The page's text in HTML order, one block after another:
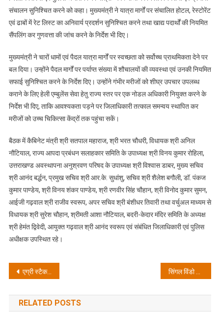
संचालन सुनिश्चित करने को कहा। मुख्यमंत्री ने यात्रा मार्गों पर संचालित होटल, रेस्टोरेंट
एवं ढाबों में रेट लिस्ट का अनिवार्य प्रदर्शन सुनिश्चित करने तथा खाद्य पदार्थों की नियमित
सैंपलिंग कर गुणवत्ता की जांच करने के निर्देश भी दिए।
मुख्यमंत्री ने चारों धामों एवं पैदल यात्रा मार्गों पर स्वच्छता को सर्वोच्च प्राथमिकता देने पर
बल दिया। उन्होंने पैदल मार्गों पर पर्याप्त संख्या में शौचालयों की व्यवस्था एवं उनकी नियमित
सफाई सुनिश्चित करने के निर्देश दिए। उन्होंने गंभीर मरीजों को शीघ्र उपचार उपलब्ध
कराने के लिए हेली एम्बुलेंस सेवा हेतु राज्य स्तर पर एक नोडल अधिकारी नियुक्त करने के
निर्देश भी दिए, ताकि आवश्यकता पड़ने पर जिलाधिकारी तत्काल समन्वय स्थापित कर
मरीजों को उच्च चिकित्सा केंद्रों तक पहुंचा सकें।
बैठक में कैबिनेट मंत्री श्री सतपाल महाराज, श्री भरत चौधरी, विधायक श्री अनिल
नौटियाल, राज्य आपदा प्रबंधन सलाहकार समिति के उपाध्यक्ष श्री विनय कुमार रोहिला,
उत्तराखण्ड अवस्थापना अनुश्रवण परिषद के उपाध्यक्ष श्री विश्वास डाबर, मुख्य सचिव
श्री आनंद बर्द्धन, प्रमुख सचिव श्री आर.के. सुधांशु, सचिव श्री शैलेश बगौली, डॉ. पंकज
कुमार पाण्डेय, श्री विनय शंकर पाण्डेय, श्री रणवीर सिंह चौहान, श्री विनोद कुमार सुमन,
आईजी गढ़वाल श्री राजीव स्वरूप, अपर सचिव श्री बंशीधर तिवारी तथा वर्चुअल माध्यम से
विधायक श्री सुरेश चौहान, श्रीमती आशा नौटियाल, बदरी-केदार मंदिर समिति के अध्यक्ष
श्री हेमंत द्विवेदी, आयुक्त गढ़वाल श्री आनंद स्वरूप एवं संबंधित जिलाधिकारी एवं पुलिस
अधीक्षक उपस्थित रहे।
Post
navigation
एग्री स्टैक कार्य समय पर पूरा करें, वरना रुक सकता है पीएम किसान और उर्वरक का लाभ: मुख्य सचिव आनन्द बर्द्धन
RELATED POSTS